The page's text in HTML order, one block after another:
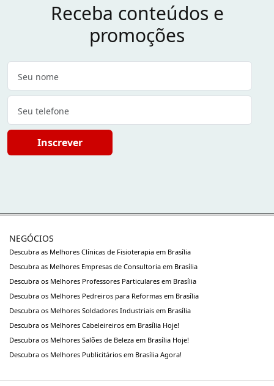
Receba conteúdos e
promoções
Inscrever
NEGÓCIOS
Descubra as Melhores Clínicas de Fisioterapia em Brasília
Descubra as Melhores Empresas de Consultoria em Brasília
Descubra os Melhores Professores Particulares em Brasília
Descubra os Melhores Pedreiros para Reformas em Brasília
Descubra os Melhores Soldadores Industriais em Brasília
Descubra os Melhores Cabeleireiros em Brasília Hoje!
Descubra os Melhores Salões de Beleza em Brasília Hoje!
Descubra os Melhores Publicitários em Brasília Agora!